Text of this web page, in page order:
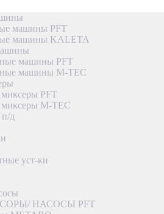
машины PFT
машины KALETA
машины PFT
машины M-TEC
PFT
M-TEC
п/д
уст-ки
НАСОСЫ PFT